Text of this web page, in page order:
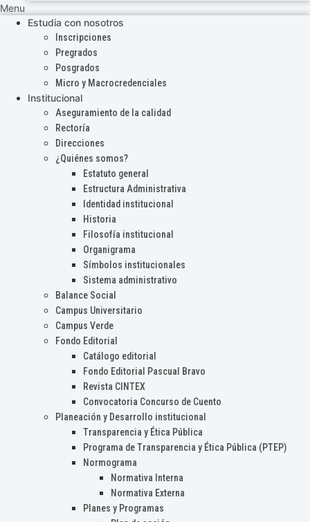
Menu
Estudia con nosotros
Inscripciones
Pregrados
Posgrados
Micro y Macrocredenciales
Institucional
Aseguramiento de la calidad
Rectoría
Direcciones
¿Quiénes somos?
Estatuto general
Estructura Administrativa
Identidad institucional
Historia
Filosofía institucional
Organigrama
Símbolos institucionales
Sistema administrativo
Balance Social
Campus Universitario
Campus Verde
Fondo Editorial
Catálogo editorial
Fondo Editorial Pascual Bravo
Revista CINTEX
Convocatoria Concurso de Cuento
Planeación y Desarrollo institucional
Transparencia y Ética Pública
Programa de Transparencia y Ética Pública (PTEP)
Normograma
Normativa Interna
Normativa Externa
Planes y Programas